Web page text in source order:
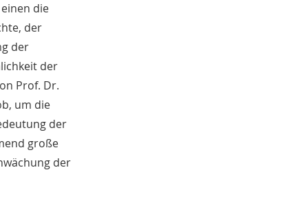
die
der
der
der
Prof. Dr.
um die
der
große
der